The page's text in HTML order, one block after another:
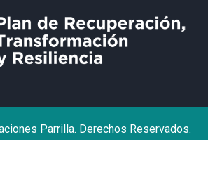
Parrilla. Derechos Reservados.